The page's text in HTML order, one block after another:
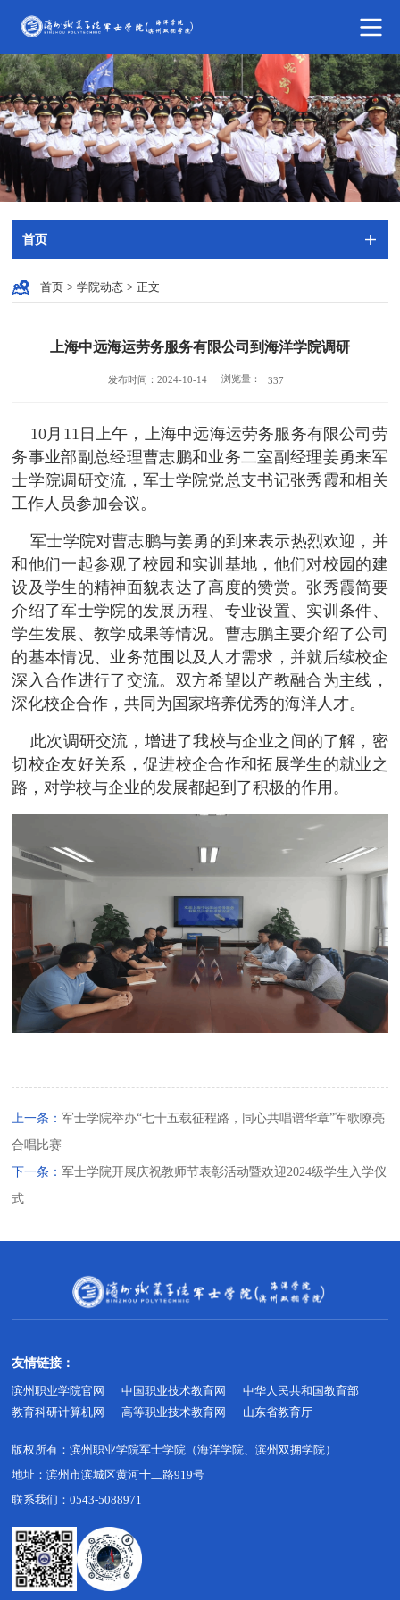
首页
首页 > 学院动态 > 正文
上海中远海运劳务服务有限公司到海洋学院调研
发布时间：2024-10-14 浏览量： 337
10月11日上午，上海中远海运劳务服务有限公司劳
务事业部副总经理曹志鹏和业务二室副经理姜勇来军
士学院调研交流，军士学院党总支书记张秀霞和相关
工作人员参加会议。
军士学院对曹志鹏与姜勇的到来表示热烈欢迎，并
和他们一起参观了校园和实训基地，他们对校园的建
设及学生的精神面貌表达了高度的赞赏。张秀霞简要
介绍了军士学院的发展历程、专业设置、实训条件、
学生发展、教学成果等情况。曹志鹏主要介绍了公司
的基本情况、业务范围以及人才需求，并就后续校企
深入合作进行了交流。双方希望以产教融合为主线，
深化校企合作，共同为国家培养优秀的海洋人才。
此次调研交流，增进了我校与企业之间的了解，密
切校企友好关系，促进校企合作和拓展学生的就业之
路，对学校与企业的发展都起到了积极的作用 。
上一条：军士学院举办“七十五载征程路，同心共唱谱华章”军歌嘹亮
合唱比赛
下一条：军士学院开展庆祝教师节表彰活动暨欢迎2024级学生入学仪
式
友情链接：
滨州职业学院官网 中国职业技术教育网
中华人民共和国教育部
教育科研计算机网
高等职业技术教育网 山东省教育厅
版权所有：滨州职业学院军士学院（海洋学院、滨州双拥学院）
地址：滨州市滨城区黄河十二路919号
联系我们：0543-5088971